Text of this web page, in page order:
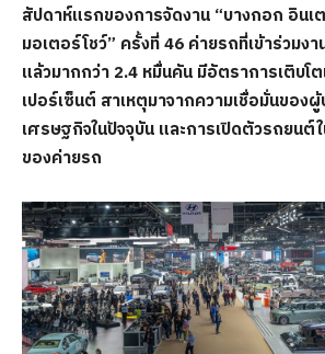
สัปดาห์แรกของการจัดงาน “บางกอก อินเ
มอเตอร์โชว์” ครั้งที่ 46 ค่ายรถที่เข้าร่วมง
แล้วมากกว่า 2.4 หมื่นคัน มีอัตราการเติบโ
เปอร์เซ็นต์ สาเหตุมาจากความเชื่อมั่นขอ
เศรษฐกิจในปัจจุบัน และการเปิดตัวรถยนต์
ของค่ายรถ